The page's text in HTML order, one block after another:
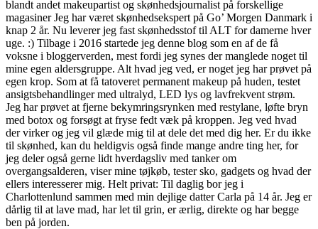
blandt andet makeupartist og skønhedsjournalist på forskellige
magasiner Jeg har været skønhedsekspert på Go’ Morgen Danmark i
knap 2 år. Nu leverer jeg fast skønhedsstof til ALT for damerne hver
uge. :) Tilbage i 2016 startede jeg denne blog som en af de få
voksne i bloggerverden, mest fordi jeg synes der manglede noget til
mine egen aldersgruppe. Alt hvad jeg ved, er noget jeg har prøvet på
egen krop. Som at få tatoveret permanent makeup på huden, testet
ansigtsbehandlinger med ultralyd, LED lys og lavfrekvent strøm.
Jeg har prøvet at fjerne bekymringsrynken med restylane, løfte bryn
med botox og forsøgt at fryse fedt væk på kroppen. Jeg ved hvad
der virker og jeg vil glæde mig til at dele det med dig her. Er du ikke
til skønhed, kan du heldigvis også finde mange andre ting her, for
jeg deler også gerne lidt hverdagsliv med tanker om
overgangsalderen, viser mine tøjkøb, tester sko, gadgets og hvad der
ellers interesserer mig. Helt privat: Til daglig bor jeg i
Charlottenlund sammen med min dejlige datter Carla på 14 år. Jeg er
dårlig til at lave mad, har let til grin, er ærlig, direkte og har begge
ben på jorden.